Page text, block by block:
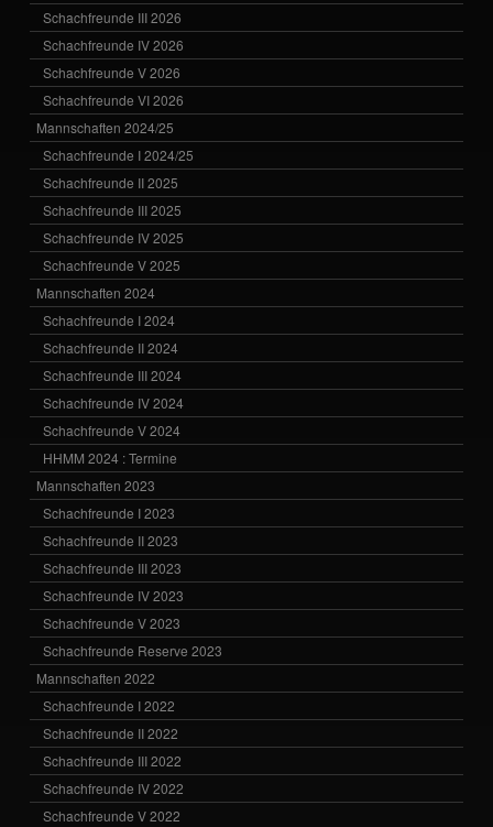
Schachfreunde III 2026
Schachfreunde IV 2026
Schachfreunde V 2026
Schachfreunde VI 2026
Mannschaften 2024/25
Schachfreunde I 2024/25
Schachfreunde II 2025
Schachfreunde III 2025
Schachfreunde IV 2025
Schachfreunde V 2025
Mannschaften 2024
Schachfreunde I 2024
Schachfreunde II 2024
Schachfreunde III 2024
Schachfreunde IV 2024
Schachfreunde V 2024
HHMM 2024 : Termine
Mannschaften 2023
Schachfreunde I 2023
Schachfreunde II 2023
Schachfreunde III 2023
Schachfreunde IV 2023
Schachfreunde V 2023
Schachfreunde Reserve 2023
Mannschaften 2022
Schachfreunde I 2022
Schachfreunde II 2022
Schachfreunde III 2022
Schachfreunde IV 2022
Schachfreunde V 2022